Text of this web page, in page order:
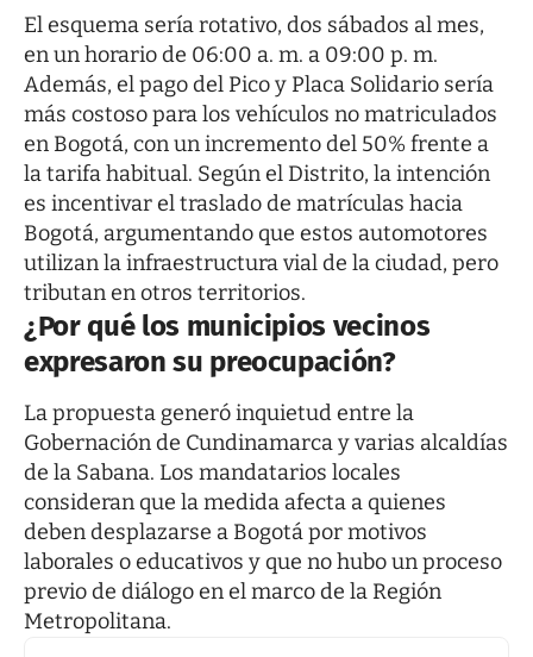
El esquema sería rotativo, dos sábados al mes,
en un horario de 06:00 a. m. a 09:00 p. m.
Además, el pago del Pico y Placa Solidario sería
más costoso para los vehículos no matriculados
en Bogotá, con un incremento del 50% frente a
la tarifa habitual. Según el Distrito, la intención
es incentivar el traslado de matrículas hacia
Bogotá, argumentando que estos automotores
utilizan la infraestructura vial de la ciudad, pero
tributan en otros territorios.
¿Por qué los municipios vecinos
expresaron su preocupación?
La propuesta generó inquietud entre la
Gobernación de Cundinamarca y varias alcaldías
de la Sabana. Los mandatarios locales
consideran que la medida afecta a quienes
deben desplazarse a Bogotá por motivos
laborales o educativos y que no hubo un proceso
previo de diálogo en el marco de la Región
Metropolitana.